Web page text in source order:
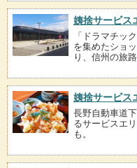
姨捨サービス
「ドラマチッ
を集めたショ
り、信州の旅
姨捨サービス
長野自動車道
るサービスエ
も。